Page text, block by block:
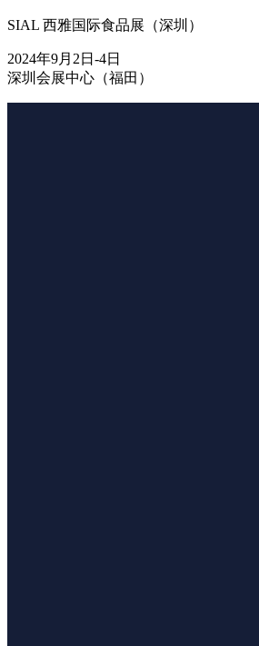
SIAL 西雅国际食品展（深圳）
2024年9月2日-4日
深圳会展中心（福田）